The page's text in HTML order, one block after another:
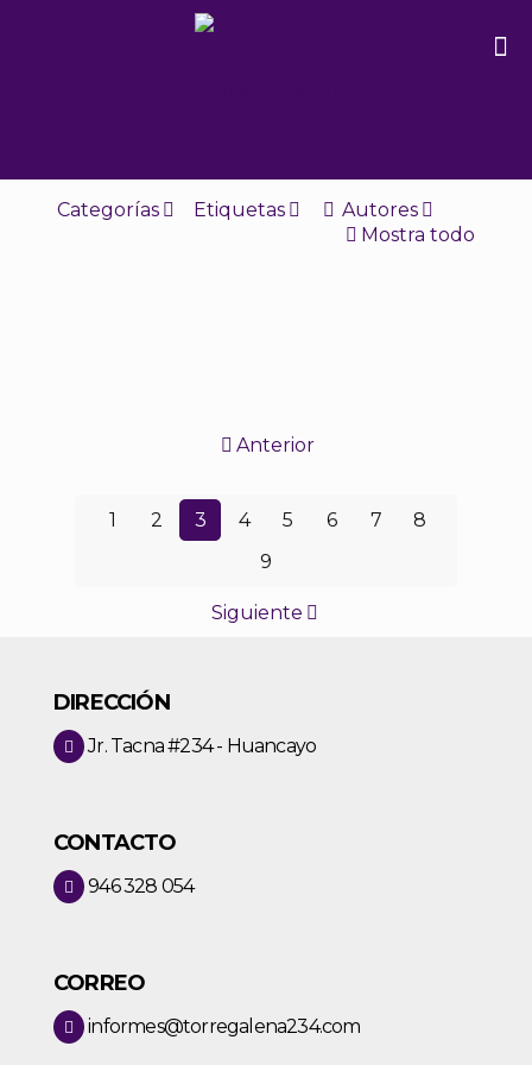
Categorías Etiquetas
Autores
Mostra todo
Anterior
1 2 3 4 5 6 7
8
9
Siguiente
DIRECCIÓN
Jr. Tacna #234 - Huancayo
CONTACTO
946 328 054
CORREO
informes@torregalena234.com